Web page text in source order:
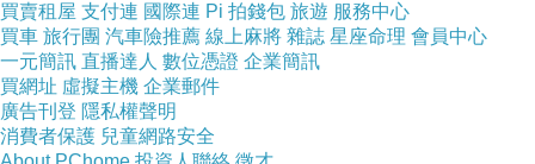
買賣租屋 支付連 國際連 Pi 拍錢包 旅遊 服務中心
買車 旅行團 汽車險推薦 線上麻將 雜誌 星座命理 會員中心
一元簡訊 直播達人 數位憑證 企業簡訊
買網址 虛擬主機 企業郵件
廣告刊登 隱私權聲明
消費者保護 兒童網路安全